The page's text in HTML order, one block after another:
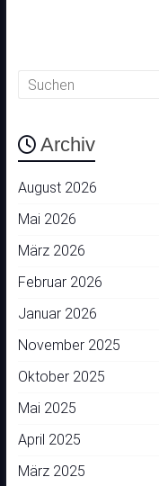
Archiv
August 2026
Mai 2026
März 2026
Februar 2026
Januar 2026
November 2025
Oktober 2025
Mai 2025
April 2025
März 2025